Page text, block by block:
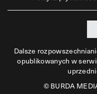
Dalsze
opublikowanych w
©BURDA